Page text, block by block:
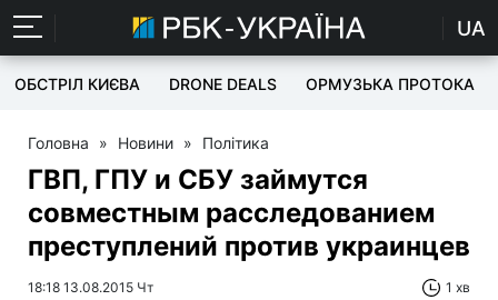
UA
ОБСТРІЛ КИЄВА DRONE DEALS ОРМУЗЬКА ПРОТОКА
Головна » Новини » Політика
ГВП, ГПУ и СБУ займутся
совместным расследованием
преступлений против украинцев
18:18 13.08.2015 Чт 1 хв